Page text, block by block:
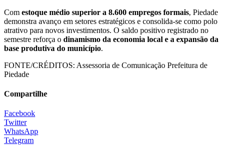
Com estoque médio superior a 8.600 empregos formais, Piedade
demonstra avanço em setores estratégicos e consolida-se como polo
atrativo para novos investimentos. O saldo positivo registrado no
semestre reforça o dinamismo da economia local e a expansão da
base produtiva do município.
FONTE/CRÉDITOS: Assessoria de Comunicação Prefeitura de
Piedade
Compartilhe
Facebook
Twitter
WhatsApp
Telegram